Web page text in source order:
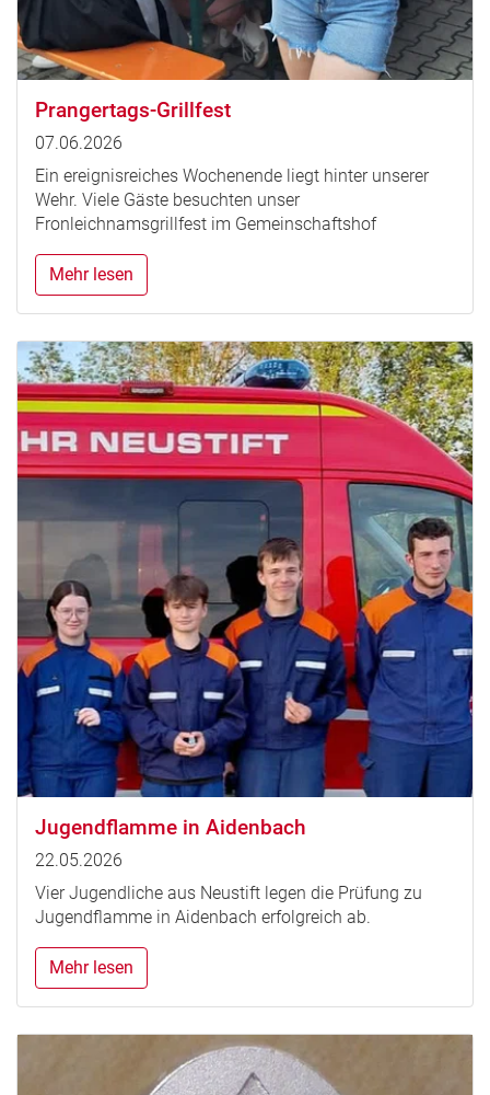
Prangertags-Grillfest
07.06.2026
Ein ereignisreiches Wochenende liegt hinter unserer
Wehr. Viele Gäste besuchten unser
Fronleichnamsgrillfest im Gemeinschaftshof
Mehr lesen
Jugendflamme in Aidenbach
22.05.2026
Vier Jugendliche aus Neustift legen die Prüfung zu
Jugendflamme in Aidenbach erfolgreich ab.
Mehr lesen